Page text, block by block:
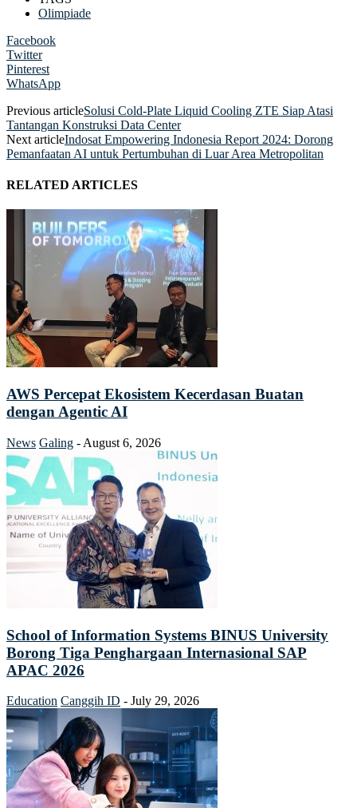
Olimpiade
Facebook
Twitter
Pinterest
WhatsApp
Previous articleSolusi Cold-Plate Liquid Cooling ZTE Siap Atasi
Tantangan Konstruksi Data Center
Next articleIndosat Empowering Indonesia Report 2024: Dorong
Pemanfaatan AI untuk Pertumbuhan di Luar Area Metropolitan
RELATED ARTICLES
AWS Percepat Ekosistem Kecerdasan Buatan
dengan Agentic AI
News Galing - August 6, 2026
School of Information Systems BINUS University
Borong Tiga Penghargaan Internasional SAP
APAC 2026
Education Canggih ID - July 29, 2026